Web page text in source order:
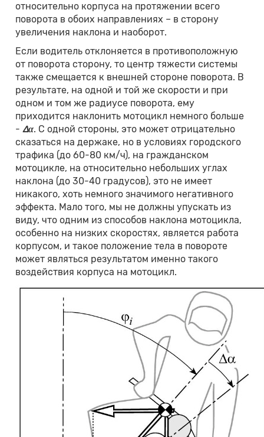
относительно корпуса на протяжении всего
поворота в обоих направлениях – в сторону
увеличения наклона и наоборот.
Если водитель отклоняется в противоположную
от поворота сторону, то центр тяжести системы
также смещается к внешней стороне поворота. В
результате, на одной и той же скорости и при
одном и том же радиусе поворота, ему
приходится наклонить мотоцикл немного больше
-∆α. С одной стороны, это может отрицательно
сказаться на держаке, но в условиях городского
трафика (до 60-80 км/ч), на гражданском
мотоцикле, на относительно небольших углах
наклона (до 30-40 градусов), это не имеет
никакого, хоть немного значимого негативного
эффекта. Мало того, мы не должны упускать из
виду, что одним из способов наклона мотоцикла,
особенно на низких скоростях, является работа
корпусом, и такое положение тела в повороте
может являться результатом именно такого
воздействия корпуса на мотоцикл.